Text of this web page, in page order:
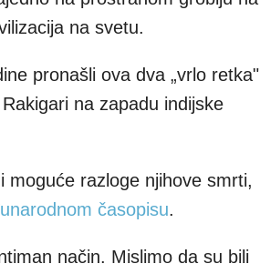
na svetu.
pronašli ova dva „vrlo retka"
na zapadu indijske
moguće razloge njihove smrti,
časopisu.
način. Mislimo da su bili